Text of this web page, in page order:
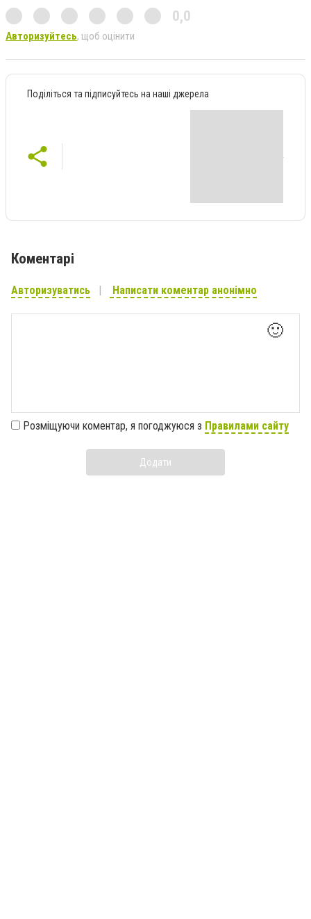
0,0
Авторизуйтесь, щоб оцінити
Поділіться та підписуйтесь на наші джерела
Коментарі
Авторизуватись Написати коментар анонімно
🙂
Розміщуючи коментар, я погоджуюся з Правилами сайту
Додати